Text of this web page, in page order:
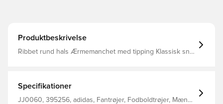
Produktbeskrivelse
Ribbet rund hals Ærmemanchet med tipping Klassisk snit
Specifikationer
JJ0060, 395256, adidas, Fantrøjer, Fodboldtrøjer, Mænd,